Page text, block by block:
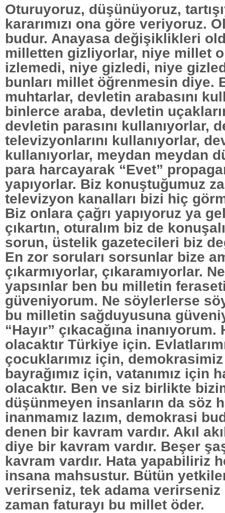
Oturuyoruz, düşünüyoruz,
kararımızı ona göre veriyoruz.
budur. Anayasa değişiklikleri
milletten gizliyorlar, niye millet o
izlemedi, niye gizledi, niye
bunları millet öğrenmesin diye.
muhtarlar, devletin arabasını
binlerce araba, devletin
devletin parasını kullanıyorlar,
televizyonlarını kullanıyorlar,
kullanıyorlar, meydan meydan
para harcayarak “Evet”
yapıyorlar. Biz konuştuğumuz
televizyon kanalları bizi hiç
Biz onlara çağrı yapıyoruz ya
çıkartın, oturalım biz de
sorun, üstelik gazetecileri biz
En zor soruları sorsunlar bize
çıkarmıyorlar, çıkaramıyorlar.
yapsınlar ben bu milletin
güveniyorum. Ne söylerlerse
bu milletin sağduyusuna
“Hayır” çıkacağına inanıyorum.
olacaktır Türkiye için.
çocuklarımız için,
bayrağımız için, vatanımız için
olacaktır. Ben ve siz birlikte
düşünmeyen insanların da söz
inanmamız lazım, demokrasi
denen bir kavram vardır. Akıl
diye bir kavram vardır. Beşer
kavram vardır. Hata yapabiliriz
insana mahsustur. Bütün
verirseniz, tek adama verirseniz
zaman faturayı bu millet öder.